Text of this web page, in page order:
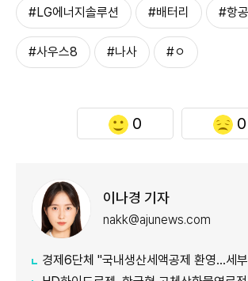
#LG에너지솔루션 #배터리 #항
#사우스8 #나사 #ㅇ
0 0
이나경 기자
nakk@ajunews.com
경제6단체 "국내생산세액공제 환영…세부기준 조